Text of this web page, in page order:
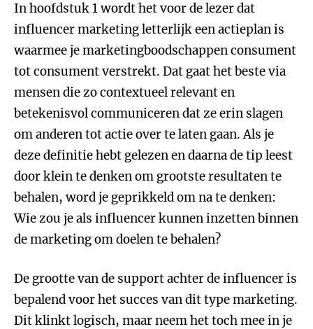
In hoofdstuk 1 wordt het voor de lezer dat
influencer marketing letterlijk een actieplan is
waarmee je marketingboodschappen consument
tot consument verstrekt. Dat gaat het beste via
mensen die zo contextueel relevant en
betekenisvol communiceren dat ze erin slagen
om anderen tot actie over te laten gaan. Als je
deze definitie hebt gelezen en daarna de tip leest
door klein te denken om grootste resultaten te
behalen, word je geprikkeld om na te denken:
Wie zou je als influencer kunnen inzetten binnen
de marketing om doelen te behalen?
De grootte van de support achter de influencer is
bepalend voor het succes van dit type marketing.
Dit klinkt logisch, maar neem het toch mee in je